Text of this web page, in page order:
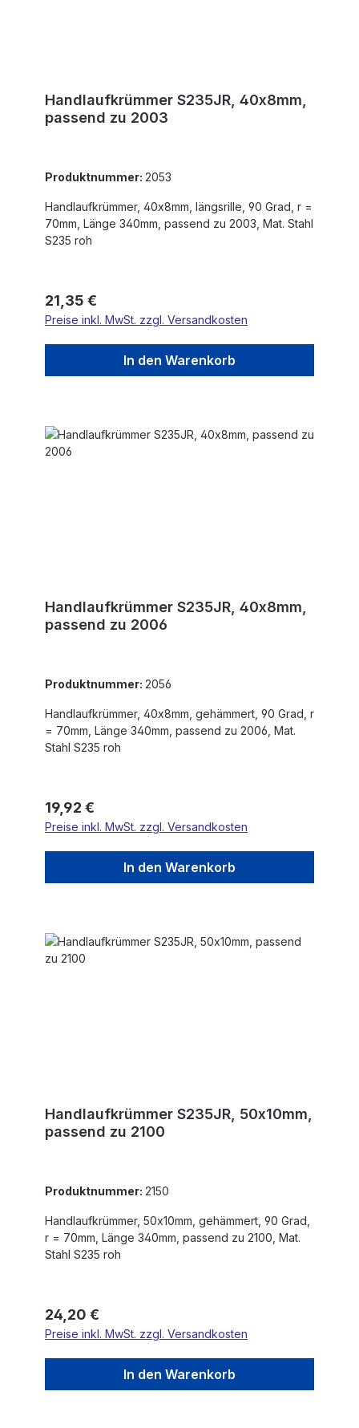
Handlaufkrümmer S235JR, 40x8mm,
passend zu 2003
Produktnummer: 2053
Handlaufkrümmer, 40x8mm, längsrille, 90 Grad, r =
70mm, Länge 340mm, passend zu 2003, Mat. Stahl
S235 roh
Regulärer Preis:
21,35 €
Preise inkl. MwSt. zzgl. Versandkosten
In den Warenkorb
Handlaufkrümmer S235JR, 40x8mm,
passend zu 2006
Produktnummer: 2056
Handlaufkrümmer, 40x8mm, gehämmert, 90 Grad, r
= 70mm, Länge 340mm, passend zu 2006, Mat.
Stahl S235 roh
Regulärer Preis:
19,92 €
Preise inkl. MwSt. zzgl. Versandkosten
In den Warenkorb
Handlaufkrümmer S235JR, 50x10mm,
passend zu 2100
Produktnummer: 2150
Handlaufkrümmer, 50x10mm, gehämmert, 90 Grad,
r = 70mm, Länge 340mm, passend zu 2100, Mat.
Stahl S235 roh
Regulärer Preis:
24,20 €
Preise inkl. MwSt. zzgl. Versandkosten
In den Warenkorb